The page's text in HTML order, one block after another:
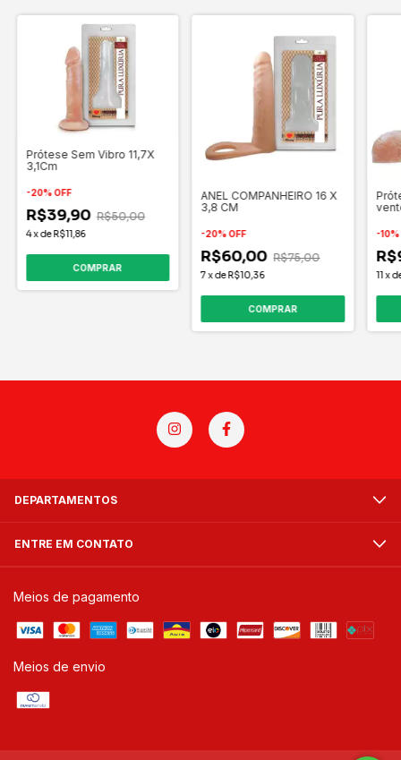
Prótese Sem Vibro 11,7X
3,1Cm
-20%OFF
R$39,90 R$50,00
4xde R$11,86
ANEL COMPANHEIRO 16 X
3,8 CM
-20%OFF
R$60,00 R$75,00
7xdeR$10,36
-10%
11x
DEPARTAMENTOS
ENTRE EM CONTATO
Meios de pagamento
Meios de envio